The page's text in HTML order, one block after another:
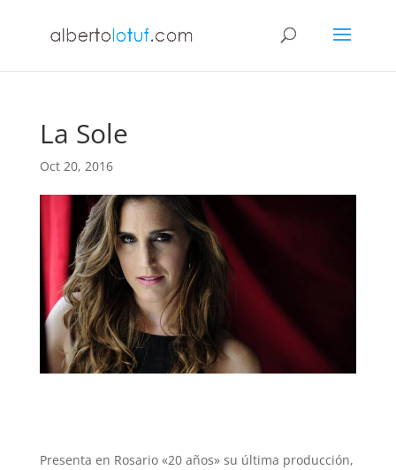
La Sole
Oct 20, 2016
Presenta en Rosario «20 años» su última producción,